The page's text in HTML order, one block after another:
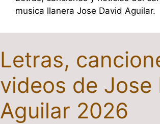
musica llanera Jose David Aguilar.
Letras,
videos de Jose
Aguilar 2026